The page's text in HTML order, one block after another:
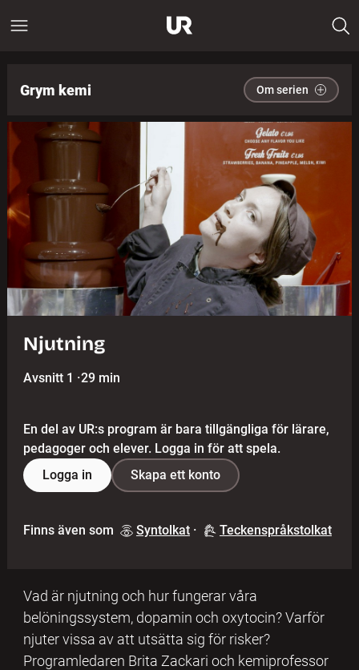
Grym kemi Om serien
Njutning
Avsnitt 1 ·29 min
En del av UR:s program är bara tillgängliga för lärare,
pedagoger och elever. Logga in för att spela.
Logga in
Skapa ett konto
Finns även som Syntolkat · Teckenspråkstolkat
Vad är njutning och hur fungerar våra
belöningssystem, dopamin och oxytocin? Varför
njuter vissa av att utsätta sig för risker?
Programledaren Brita Zackari och kemiprofessor